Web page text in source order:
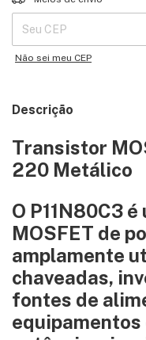
Não sei meu CEP
Descrição
Transistor
220 Metálico
O P11N80C3
MOSFET de
amplamente
chaveadas,
fontes de